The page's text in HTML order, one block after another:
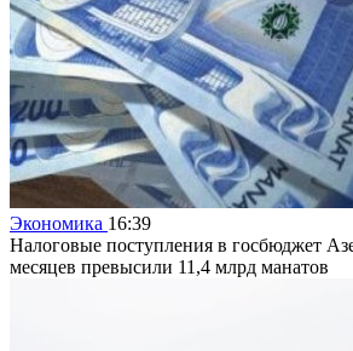
Экономика 16:39
Налоговые поступления в госбюджет
месяцев превысили 11,4 млрд манатов